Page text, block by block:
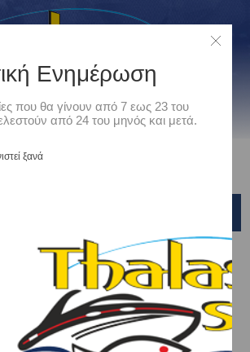
Είδη Αλιείας /
-ΠΟΛΥΑΓΚΙΣΤΡΑ - ΜΠΑΛΑΔΟΚΑΘΕΤΕΣ /
- ΑΡΜΑΤΩΣΙΕΣ / OWNER
Ενημέρωση
που θα γίνουν από 7 εως 23 του
από 24 του μηνός και μετά.
ξανά